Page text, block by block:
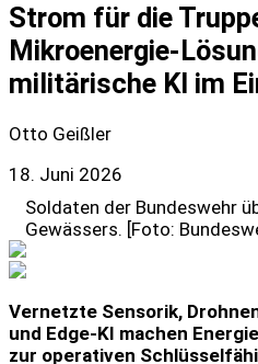
Strom für die
Mikroenergie-
militärische KI im
Otto Geißler
18. Juni 2026
Soldaten der Bundeswehr
Gewässers. [Foto:
Vernetzte Sensorik,
und Edge-KI machen Energie
zur operativen